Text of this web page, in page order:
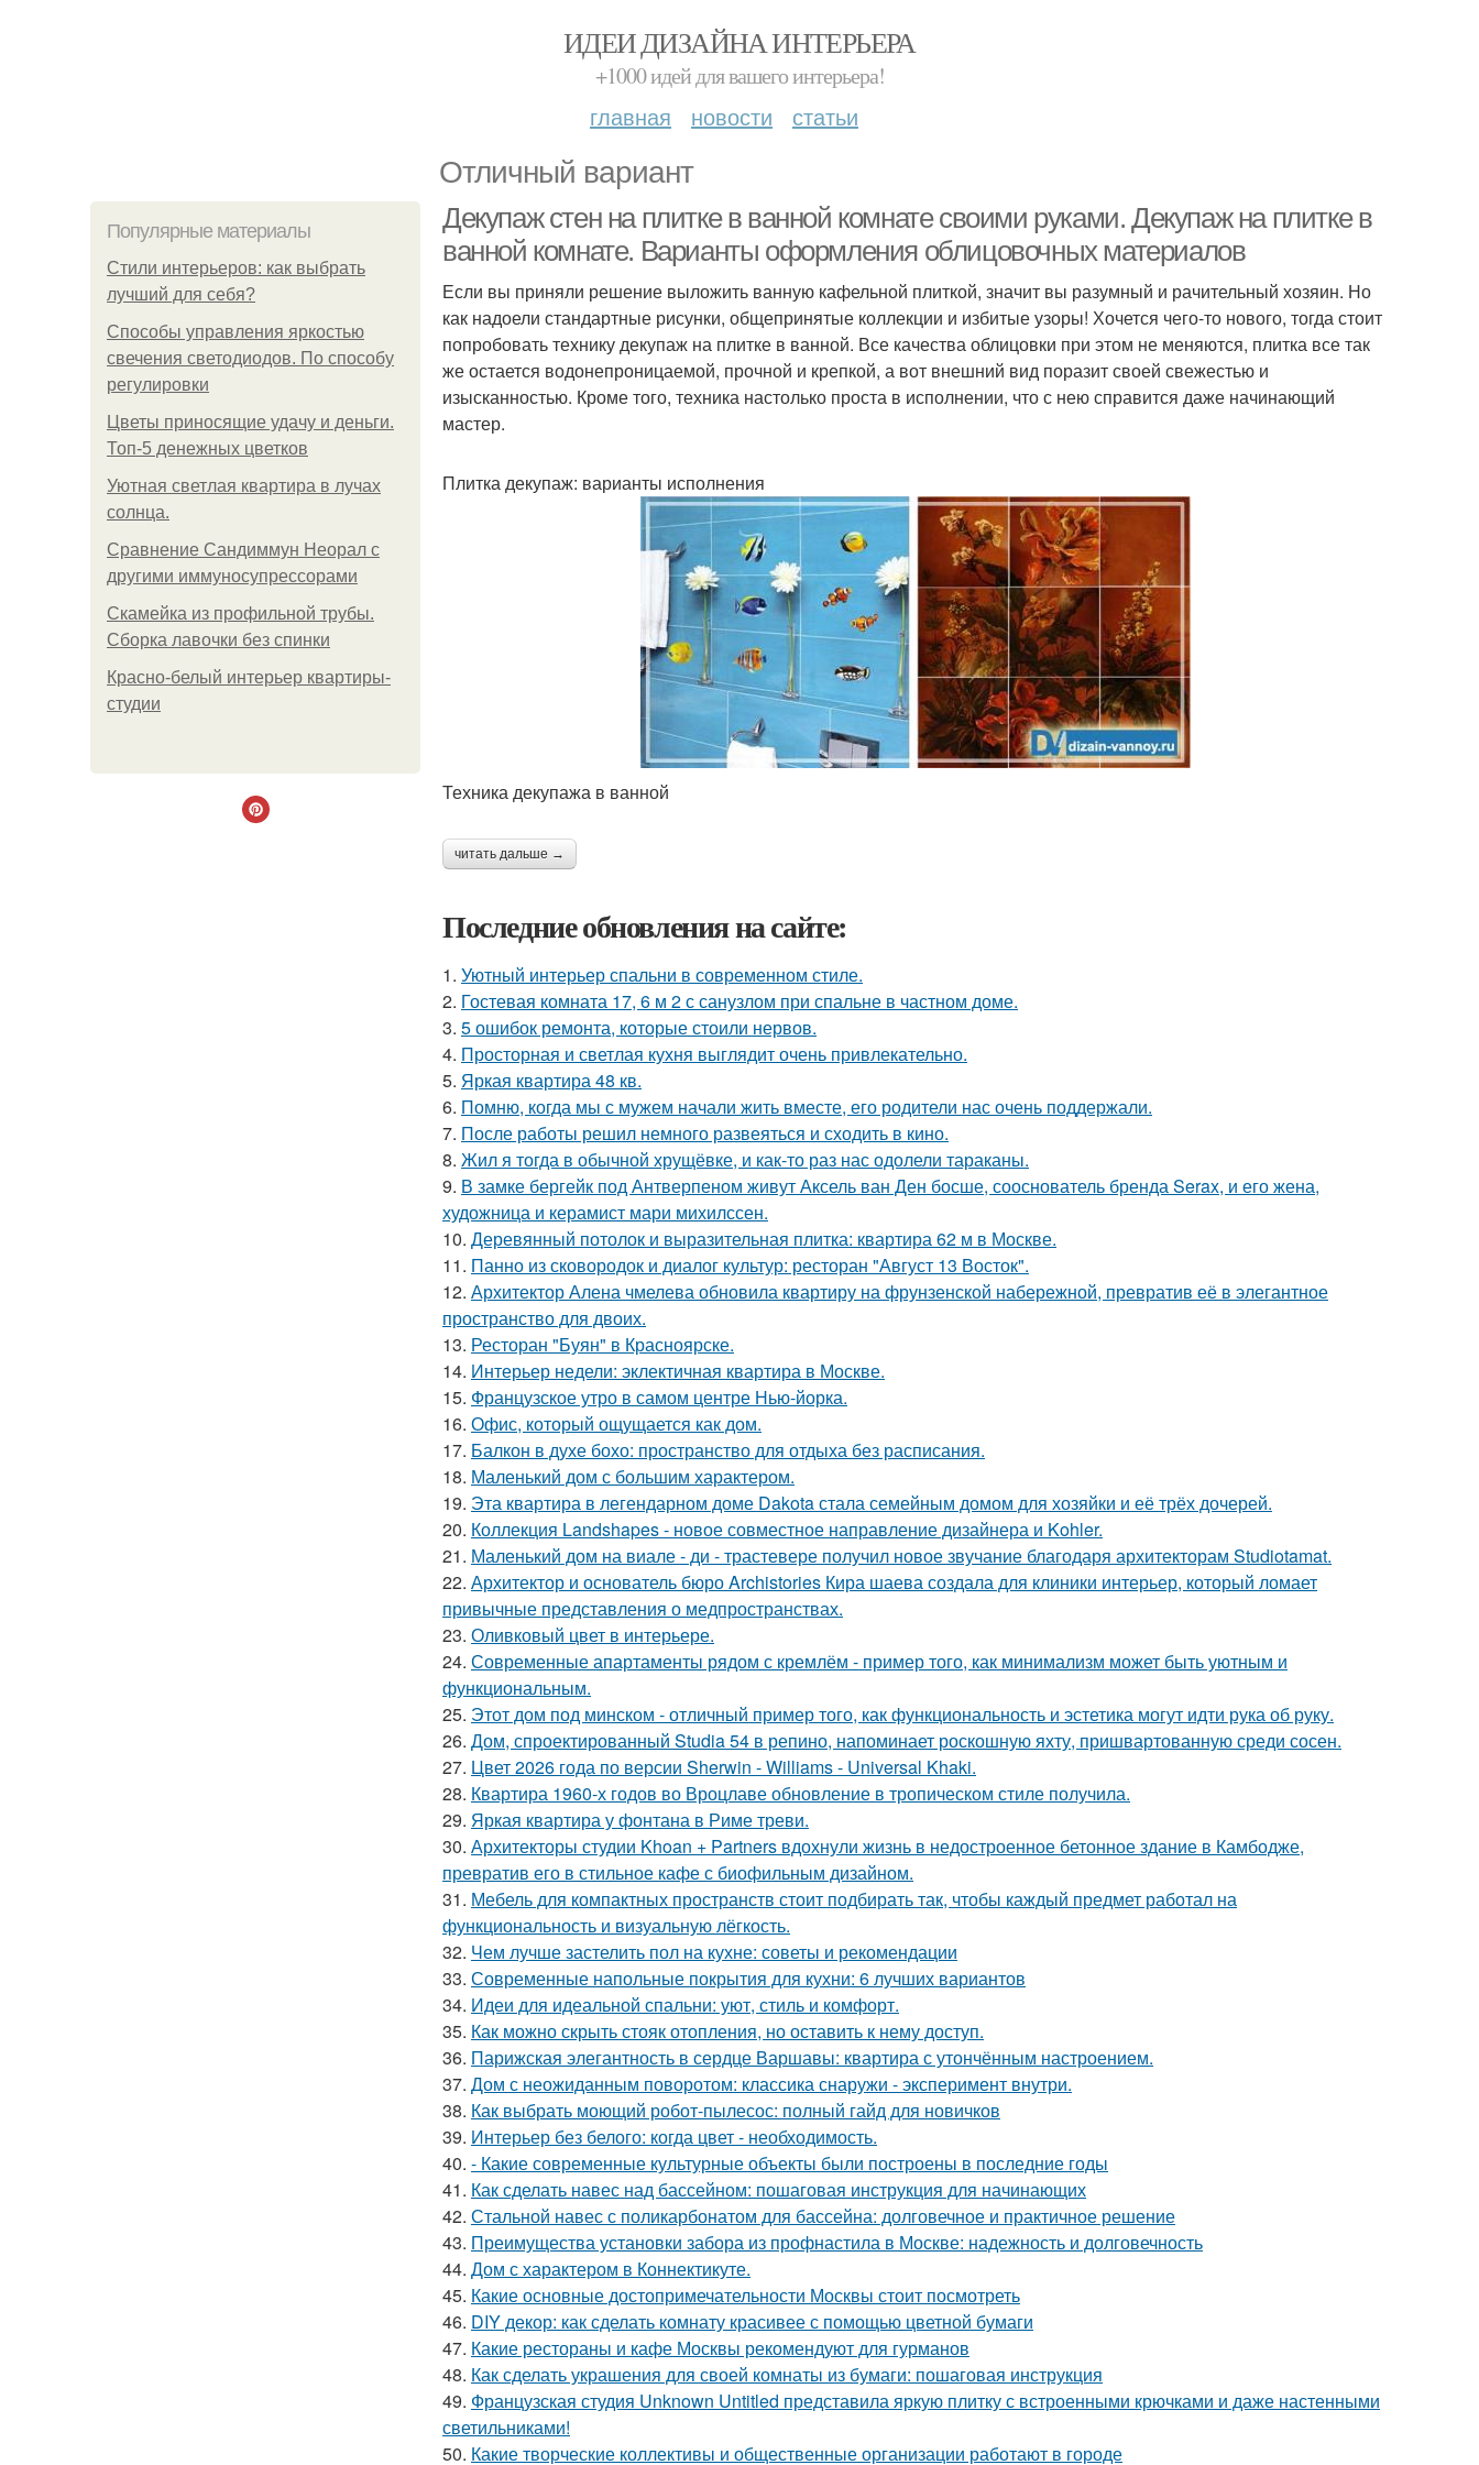
ИДЕИ ДИЗАЙНА ИНТЕРЬЕРА
+1000 идей для вашего интерьера!
главная новости статьи
Отличный вариант
Популярные материалы
Стили интерьеров: как выбрать
лучший для себя?
Способы управления яркостью
свечения светодиодов. По способу
регулировки
Цветы приносящие удачу и деньги.
Топ-5 денежных цветков
Уютная светлая квартира в лучах
солнца.
Сравнение Сандиммун Неорал с
другими иммуносупрессорами
Скамейка из профильной трубы.
Сборка лавочки без спинки
Красно-белый интерьер квартиры-
студии
Декупаж стен на плитке в ванной комнате своими руками. Декупаж на плитке в
ванной комнате. Варианты оформления облицовочных материалов
Если вы приняли решение выложить ванную кафельной плиткой, значит вы разумный и рачительный хозяин. Но
как надоели стандартные рисунки, общепринятые коллекции и избитые узоры! Хочется чего-то нового, тогда стоит
попробовать технику декупаж на плитке в ванной. Все качества облицовки при этом не меняются, плитка все так
же остается водонепроницаемой, прочной и крепкой, а вот внешний вид поразит своей свежестью и
изысканностью. Кроме того, техника настолько проста в исполнении, что с нею справится даже начинающий
мастер.
Плитка декупаж: варианты исполнения
Техника декупажа в ванной
читать дальше →
Последние обновления на сайте:
1. Уютный интерьер спальни в современном стиле.
2. Гостевая комната 17, 6 м 2 с санузлом при спальне в частном доме.
3. 5 ошибок ремонта, которые стоили нервов.
4. Просторная и светлая кухня выглядит очень привлекательно.
5. Яркая квартира 48 кв.
6. Помню, когда мы с мужем начали жить вместе, его родители нас очень поддержали.
7. После работы решил немного развеяться и сходить в кино.
8. Жил я тогда в обычной хрущёвке, и как-то раз нас одолели тараканы.
9. В замке бергейк под Антверпеном живут Аксель ван Ден босше, сооснователь бренда Serax, и его жена,
художница и керамист мари михилссен.
10. Деревянный потолок и выразительная плитка: квартира 62 м в Москве.
11. Панно из сковородок и диалог культур: ресторан "Август 13 Восток".
12. Архитектор Алена чмелева обновила квартиру на фрунзенской набережной, превратив её в элегантное
пространство для двоих.
13. Ресторан "Буян" в Красноярске.
14. Интерьер недели: эклектичная квартира в Москве.
15. Французское утро в самом центре Нью-йорка.
16. Офис, который ощущается как дом.
17. Балкон в духе бохо: пространство для отдыха без расписания.
18. Маленький дом с большим характером.
19. Эта квартира в легендарном доме Dakota стала семейным домом для хозяйки и её трёх дочерей.
20. Коллекция Landshapes - новое совместное направление дизайнера и Kohler.
21. Маленький дом на виале - ди - трастевере получил новое звучание благодаря архитекторам Studiotamat.
22. Архитектор и основатель бюро Archistories Кира шаева создала для клиники интерьер, который ломает
привычные представления о медпространствах.
23. Оливковый цвет в интерьере.
24. Современные апартаменты рядом с кремлём - пример того, как минимализм может быть уютным и
функциональным.
25. Этот дом под минском - отличный пример того, как функциональность и эстетика могут идти рука об руку.
26. Дом, спроектированный Studia 54 в репино, напоминает роскошную яхту, пришвартованную среди сосен.
27. Цвет 2026 года по версии Sherwin - Williams - Universal Khaki.
28. Квартира 1960-х годов во Вроцлаве обновление в тропическом стиле получила.
29. Яркая квартира у фонтана в Риме треви.
30. Архитекторы студии Khoan + Partners вдохнули жизнь в недостроенное бетонное здание в Камбодже,
превратив его в стильное кафе с биофильным дизайном.
31. Мебель для компактных пространств стоит подбирать так, чтобы каждый предмет работал на
функциональность и визуальную лёгкость.
32. Чем лучше застелить пол на кухне: советы и рекомендации
33. Современные напольные покрытия для кухни: 6 лучших вариантов
34. Идеи для идеальной спальни: уют, стиль и комфорт.
35. Как можно скрыть стояк отопления, но оставить к нему доступ.
36. Парижская элегантность в сердце Варшавы: квартира с утончённым настроением.
37. Дом с неожиданным поворотом: классика снаружи - эксперимент внутри.
38. Как выбрать моющий робот-пылесос: полный гайд для новичков
39. Интерьер без белого: когда цвет - необходимость.
40. - Какие современные культурные объекты были построены в последние годы
41. Как сделать навес над бассейном: пошаговая инструкция для начинающих
42. Стальной навес с поликарбонатом для бассейна: долговечное и практичное решение
43. Преимущества установки забора из профнастила в Москве: надежность и долговечность
44. Дом с характером в Коннектикуте.
45. Какие основные достопримечательности Москвы стоит посмотреть
46. DIY декор: как сделать комнату красивее с помощью цветной бумаги
47. Какие рестораны и кафе Москвы рекомендуют для гурманов
48. Как сделать украшения для своей комнаты из бумаги: пошаговая инструкция
49. Французская студия Unknown Untitled представила яркую плитку с встроенными крючками и даже настенными
светильниками!
50. Какие творческие коллективы и общественные организации работают в городе